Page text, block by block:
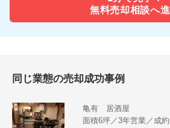
無料売却相談へ
同じ業態の売却成功事例
亀有 居酒屋
面積6坪／3年営業／成